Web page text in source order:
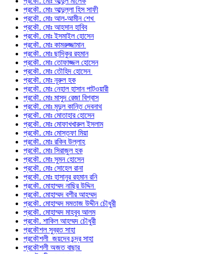
প্রকৌ. মোঃ আব্দুল্লা হিস সাফী
প্রকৌ. মোঃ আল-আমীন শেখ
প্রকৌ. মোঃ আহসান হাবিব
প্রকৌ. মোঃ ইসমাইল হোসেন
প্রকৌ. মোঃ কামরুজ্জামান
প্রকৌ. মোঃ ছাদিকুর রহমান
প্রকৌ. মোঃ তোফাজ্জল হোসেন
প্রকৌ. মোঃ তৌহিদ হোসেন
প্রকৌ. মোঃ নূরুল হক
প্রকৌ. মোঃ নেহাল হাসান পাটওয়ারী
প্রকৌ. মোঃ মাসুদ রেজা বিশ্বাস
প্রকৌ. মোঃ মৃদুল কান্তি দেবনাথ
প্রকৌ. মোঃ মোতাহার হোসেন
প্রকৌ. মোঃ মোফাখখারুল ইসলাম
প্রকৌ. মোঃ মোস্তফা মিয়া
প্রকৌ. মোঃ রকিব উল্লাহ
প্রকৌ. মোঃ সিরাজুল হক
প্রকৌ. মোঃ সুমন হোসেন
প্রকৌ. মোঃ সোহেল রানা
প্রকৌ. মোঃ হাসানুর রহমান রনি
প্রকৌ. মোহাম্মদ নাছির উদ্দিন
প্রকৌ. মোহাম্মদ বশীর আহম্মদ
প্রকৌ. মোহাম্মদ মমতাজ উদ্দীন চৌধুরী
প্রকৌ. মোহাম্মদ মাহবুব আলম
প্রকৌ. শাকিল আহম্মদ চৌধুরী
প্রকৌশল সুব্রত সাহা
প্রকৌশলী জয়দেব চন্দ্র সাহা
প্রকৌশলী অজত বাছার